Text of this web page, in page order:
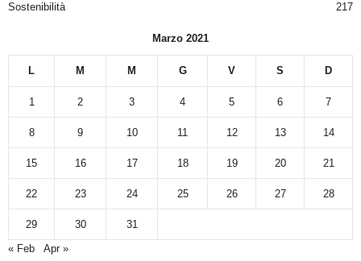
Sostenibilità
217
Marzo 2021
L M M G V S D
1 2 3 4 5 6 7
8 9 10 11 12 13 14
15 16 17 18 19 20 21
22 23 24 25 26 27 28
29 30
31
« Feb
Apr »